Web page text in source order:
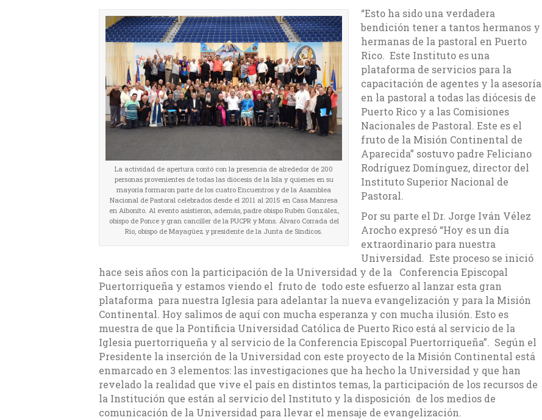
La actividad de apertura contó con la presencia de alrededor de 200
personas provenientes de todas las diócesis de la Isla y quienes en su
mayoría formaron parte de los cuatro Encuentros y de la Asamblea
Nacional de Pastoral celebrados desde el 2011 al 2015 en Casa Manresa
en Aibonito. Al evento asistieron, además, padre obispo Rubén González,
obispo de Ponce y gran canciller de la PUCPR y Mons. Álvaro Corrada del
Río, obispo de Mayagüez y presidente de la Junta de Síndicos.
“Esto ha sido una verdadera
bendición tener a tantos hermanos y
hermanas de la pastoral en Puerto
Rico. Este Instituto es una
plataforma de servicios para la
capacitación de agentes y la asesoría
en la pastoral a todas las diócesis de
Puerto Rico y a las Comisiones
Nacionales de Pastoral. Este es el
fruto de la Misión Continental de
Aparecida” sostuvo padre Feliciano
Rodríguez Domínguez, director del
Instituto Superior Nacional de
Pastoral.
Por su parte el Dr. Jorge Iván Vélez
Arocho expresó “Hoy es un día
extraordinario para nuestra
Universidad. Este proceso se inició
hace seis años con la participación de la Universidad y de la Conferencia Episcopal
Puertorriqueña y estamos viendo el fruto de todo este esfuerzo al lanzar esta gran
plataforma para nuestra Iglesia para adelantar la nueva evangelización y para la Misión
Continental. Hoy salimos de aquí con mucha esperanza y con mucha ilusión. Esto es
muestra de que la Pontificia Universidad Católica de Puerto Rico está al servicio de la
Iglesia puertorriqueña y al servicio de la Conferencia Episcopal Puertorriqueña”. Según el
Presidente la inserción de la Universidad con este proyecto de la Misión Continental está
enmarcado en 3 elementos: las investigaciones que ha hecho la Universidad y que han
revelado la realidad que vive el país en distintos temas, la participación de los recursos de
la Institución que están al servicio del Instituto y la disposición de los medios de
comunicación de la Universidad para llevar el mensaje de evangelización.